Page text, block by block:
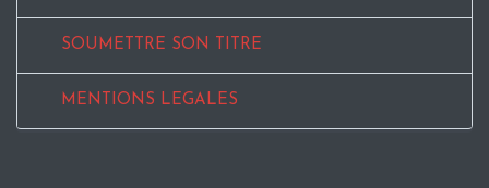
SOUMETTRE SON TITRE
MENTIONS LEGALES